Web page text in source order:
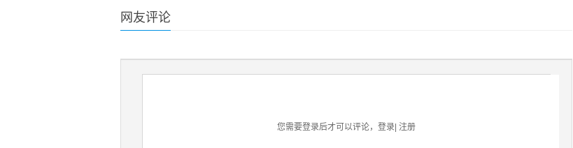
网友评论
您需要登录后才可以评论， 登录 注册